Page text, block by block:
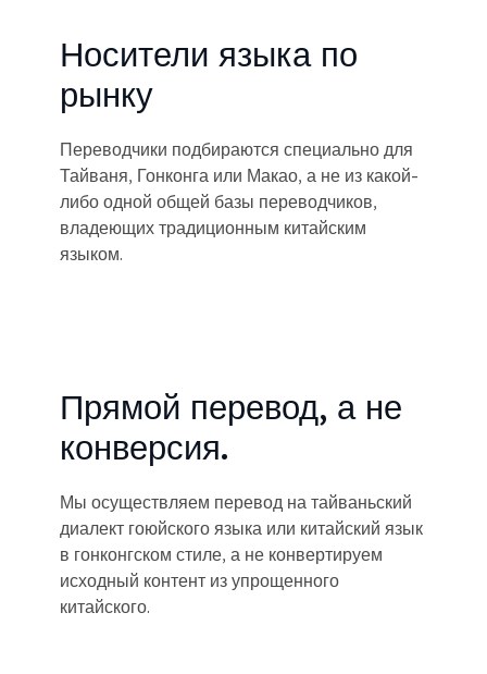
Носители языка по
рынку
Переводчики подбираются специально для
Тайваня, Гонконга или Макао, а не из какой-
либо одной общей базы переводчиков,
владеющих традиционным китайским
языком.
Прямой перевод, а не
конверсия.
Мы осуществляем перевод на тайваньский
диалект гоюйского языка или китайский язык
в гонконгском стиле, а не конвертируем
исходный контент из упрощенного
китайского.